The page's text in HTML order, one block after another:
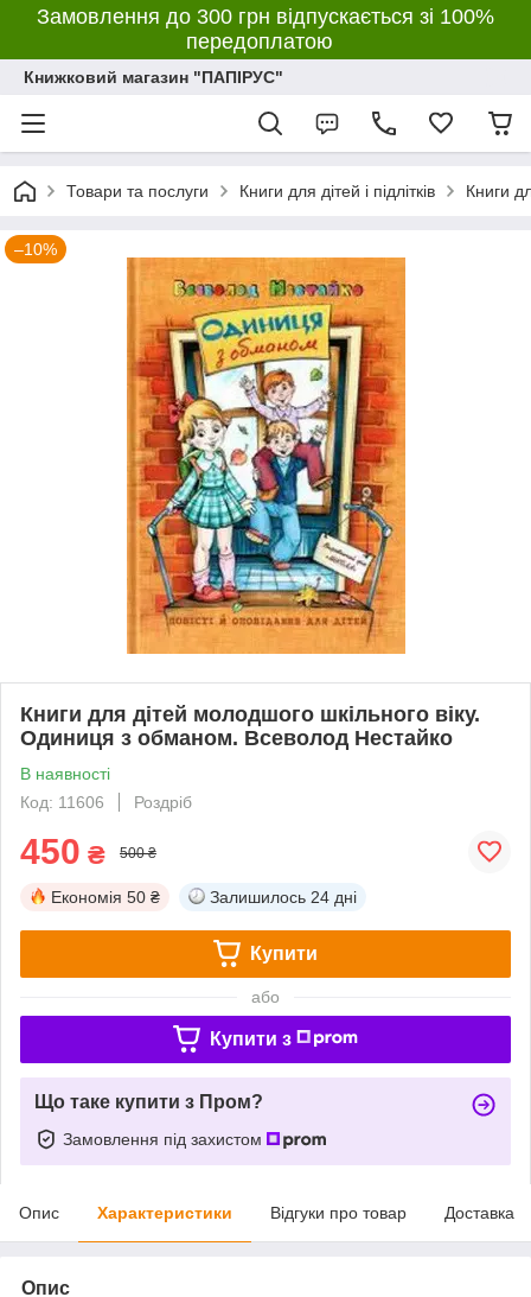
Замовлення до 300 грн відпускається зі 100%
передоплатою
Книжковий магазин "ПАПІРУС"
Товари та послуги Книги для дітей і підлітків Книги
–10%
Книги для дітей молодшого шкільного віку.
Одиниця з обманом. Всеволод Нестайко
В наявності
Код: 11606
Роздріб
450 ₴ 500 ₴
Економія 50 ₴ Залишилось 24 дні
Купити
або
Купити з
Що таке купити з Пром?
Замовлення під захистом
Опис Характеристики Відгуки про товар Доставка
Опис